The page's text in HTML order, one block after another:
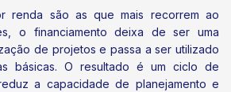
renda são as que mais recorrem ao
o financiamento deixa de ser uma
de projetos e passa a ser utilizado
básicas. O resultado é um ciclo de
a capacidade de planejamento e